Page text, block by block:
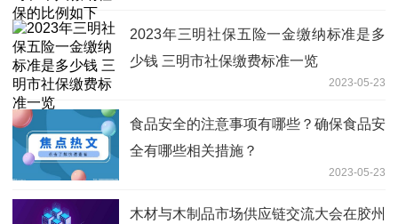
2023年三明社保五险一金缴纳标准是多
少钱 三明市社保缴费标准一览
2023-05-23
食品安全的注意事项有哪些？确保食品安
全有哪些相关措施？
2023-05-23
木材与木制品市场供应链交流大会在胶州